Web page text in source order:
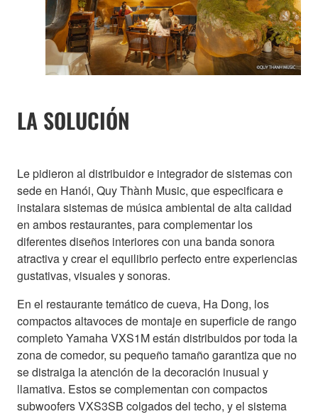
LA SOLUCIÓN
Le pidieron al distribuidor e integrador de sistemas con
sede en Hanói, Quy Thành Music, que especificara e
instalara sistemas de música ambiental de alta calidad
en ambos restaurantes, para complementar los
diferentes diseños interiores con una banda sonora
atractiva y crear el equilibrio perfecto entre experiencias
gustativas, visuales y sonoras.
En el restaurante temático de cueva, Ha Dong, los
compactos altavoces de montaje en superficie de rango
completo Yamaha VXS1M están distribuidos por toda la
zona de comedor, su pequeño tamaño garantiza que no
se distraiga la atención de la decoración inusual y
llamativa. Estos se complementan con compactos
subwoofers VXS3SB colgados del techo, y el sistema